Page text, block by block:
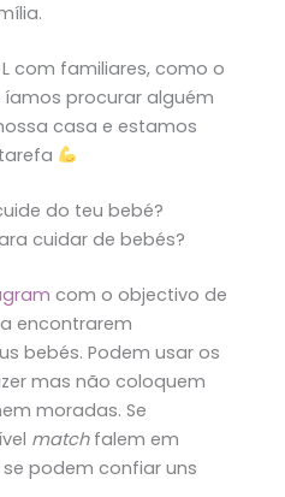
com familiares, como o
procurar alguém
casa e estamos
do teu bebé?
cuidar de bebés?
com o objectivo de
encontrarem
bebés. Podem usar os
mas não coloquem
moradas. Se
matchfalem em
podem confiar uns